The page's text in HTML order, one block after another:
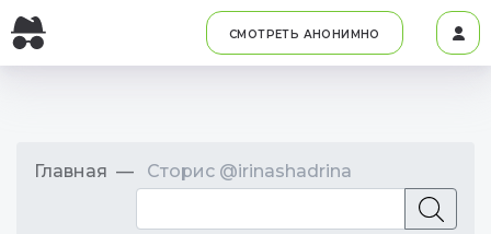
СМОТРЕТЬ АНОНИМНО
Главная Сторис @irinashadrina